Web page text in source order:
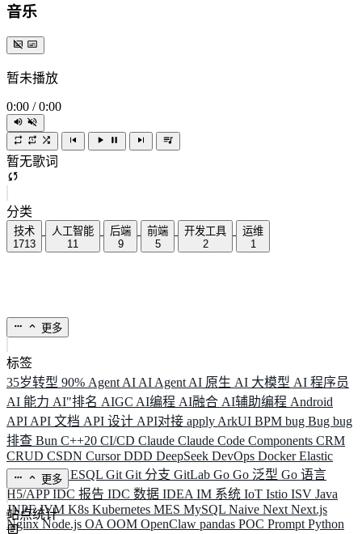
音乐
暂未播放
0:00 / 0:00
暂无歌词
分类
技术
1713
人工智能
11
后端
9
前端
5
开发工具
2
运维
1
更多
标签
35岁转型 90% Agent AI AI Agent AI 原生 AI 大模型 AI 程序员
AI 能力 AI"排名 AIGC AI编程 AI融合 AI辅助编程 Android
API API 文档 API 设计 API对接 apply ArkUI BPM bug Bug bug
排查 Bun C++20 CI/CD Claude Claude Code Components CRM
CRUD CSDN CursorDDD DeepSeek DevOps DockerElastic
ELK ElysiaESQL Git Git 分支 GitLab Go Go 泛型 Go 语言
H5/APPIDC 报告 IDC 数据 IDEA IM 系统 IoT Istio ISV Java
JNPFJVM K8s Kubernetes MES MySQL Naive Next Next.js
NginxNode.js OA OOM OpenClaw pandas POC Prompt Python
更多
站点统计